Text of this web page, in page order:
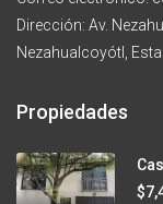
Dirección: Av.
Nezahualcoyótl,
Propiedades